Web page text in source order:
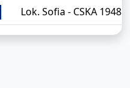
Lok. Sofia - CSKA 1948